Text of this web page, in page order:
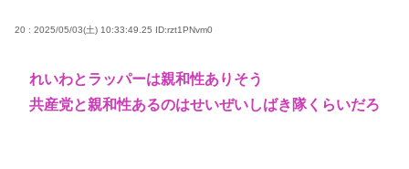
20 : 2025/05/03(土) 10:33:49.25 ID:rzt1PNvm0
れいわとラッパーは親和性ありそう
共産党と親和性あるのはせいぜいしばき隊くらいだろ